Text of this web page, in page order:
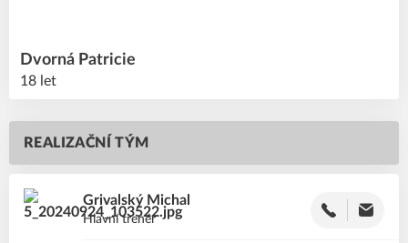
REALIZAČNÍ TÝM
Michal
Grivalský
Hlavní trenér
Patricie
Dvorná
18 let